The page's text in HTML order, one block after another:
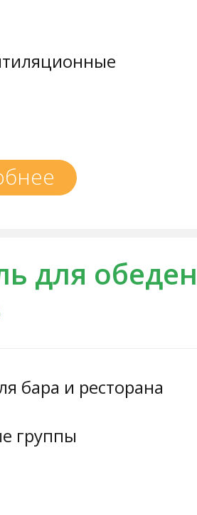
для
бара и ресторана
группы